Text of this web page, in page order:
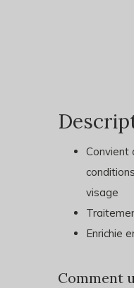
Convient
visage
Enrichie
Comment